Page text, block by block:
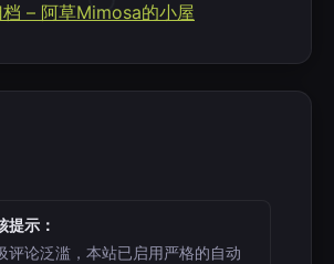
档 – 阿草Mimosa的小屋
提示：
评论泛滥，本站已启用严格的自动